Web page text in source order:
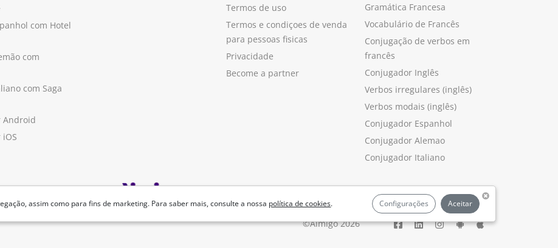
assim como para fins de marketing. Para saber mais, consulte a nossa política de cookies. Configurações Aceitar
com Hotel
com
com Saga
Android
Termos de uso
Termos e condiçoes de venda
para pessoas fisicas
Privacidade
Become a partner
Gramática Francesa
Vocabulário de Francês
Conjugação de verbos em
francês
Conjugador Inglês
Verbos irregulares (inglês)
Verbos modais (inglês)
Conjugador Espanhol
Conjugador Alemao
Conjugador Italiano
©Aimigo 2026